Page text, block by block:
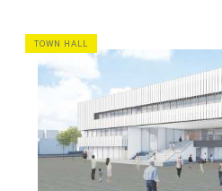
TOWN HALL